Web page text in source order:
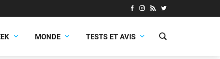
MONDE TESTS ET AVIS